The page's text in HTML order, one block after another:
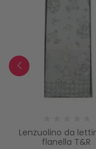
Lenzuolino da
flanella T&R